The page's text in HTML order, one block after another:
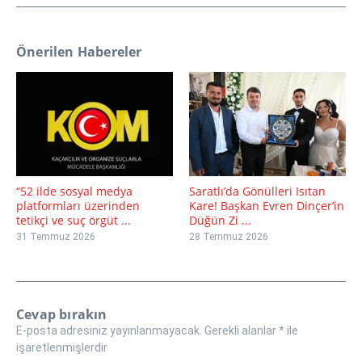
Önerilen Habereler
“52 ilde sosyal medya
platformları üzerinden
tetikçi ve suç örgüt ...
31 Temmuz 2026
Saratlı’da Gönülleri Isıtan
Kare! Başkan Evren Dinçer’in
Düğün Zi ...
28 Temmuz 2026
Cevap bırakın
E-posta adresiniz yayınlanmayacak. Gerekli alanlar*ile
işaretlenmişlerdir